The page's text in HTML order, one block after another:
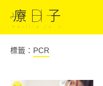
標籤： PCR